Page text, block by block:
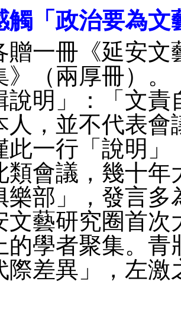
觸「政治要為文
贈一冊《延安文
》（兩厚冊）
說明」：「文責
人，並不代表會
此一行「說明」
類會議，幾十年
樂部」，發言多
文藝研究圈首次
的學者聚集。青
際差異」，左激